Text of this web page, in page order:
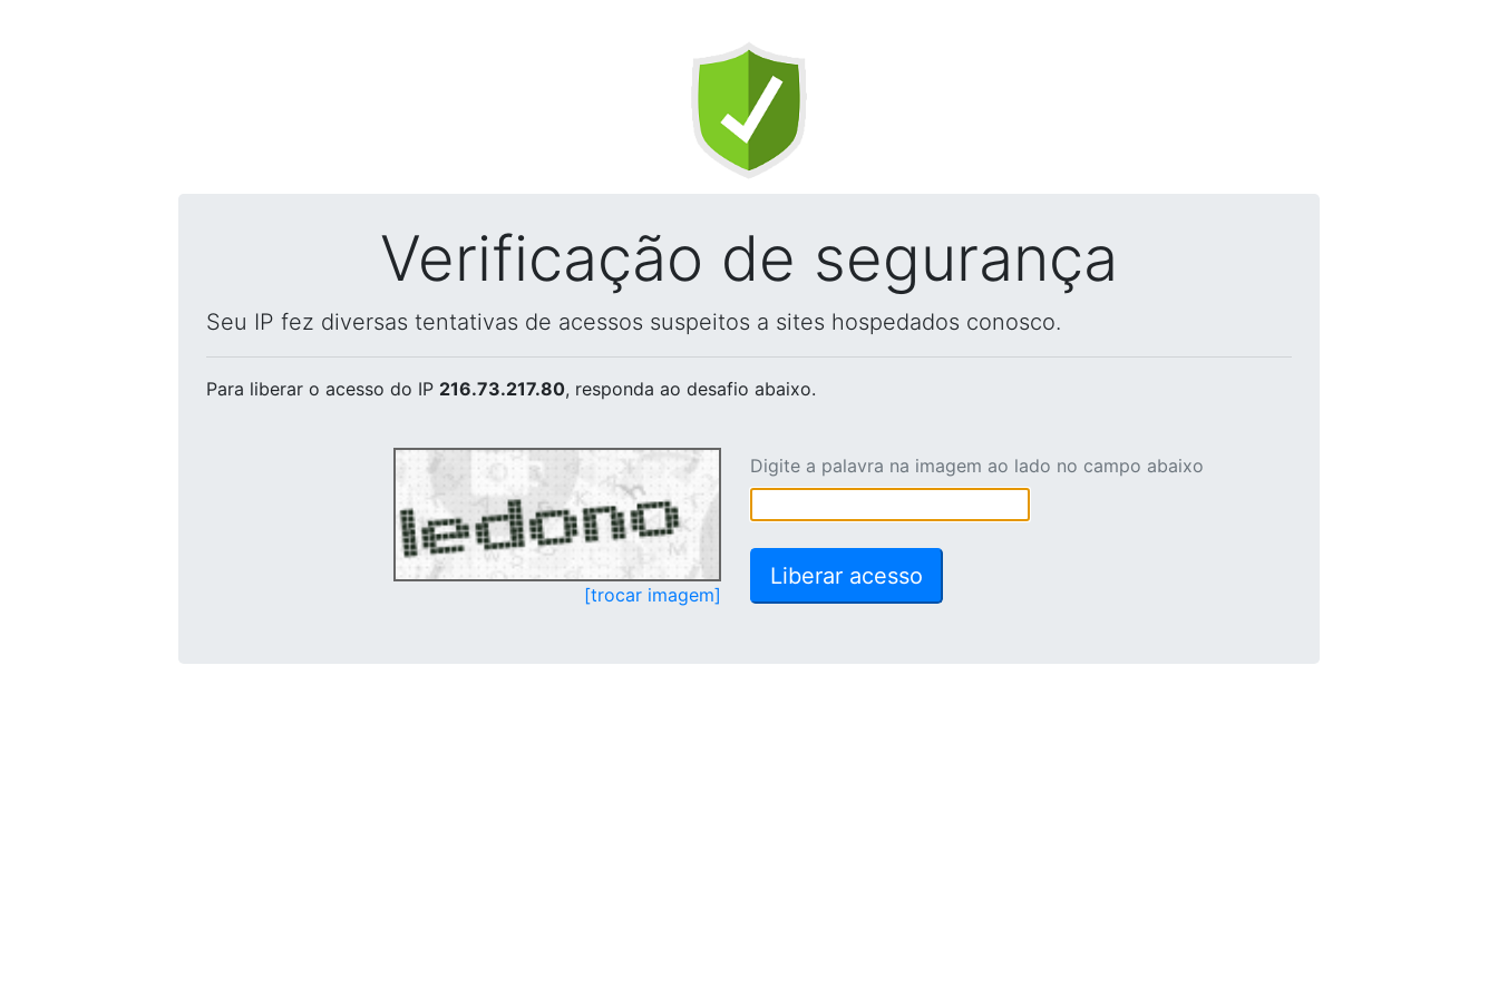
Verificação de segurança
Seu IP fez diversas tentativas de acessos suspeitos a sites hospedados conosco.
Para liberar o acesso do IP 216.73.217.80, responda ao desafio abaixo.
[trocar imagem]
Digite a palavra na imagem ao lado no campo abaixo